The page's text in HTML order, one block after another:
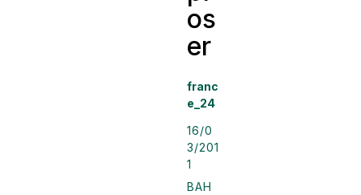
os
er
franc
e_24
16/0
3/201
1
BAH